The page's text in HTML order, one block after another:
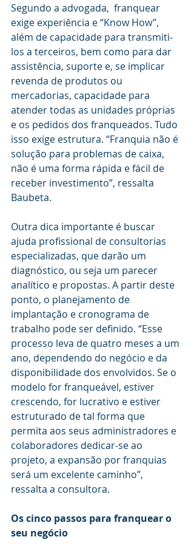
Segundo a advogada,  franquear
exige experiência e “Know How”,
além de capacidade para transmiti-
los a terceiros, bem como para dar
assistência, suporte e, se implicar
revenda de produtos ou
mercadorias, capacidade para
atender todas as unidades próprias
e os pedidos dos franqueados. Tudo
isso exige estrutura. “Franquia não é
solução para problemas de caixa,
não é uma forma rápida e fácil de
receber investimento”, ressalta
Baubeta.
Outra dica importante é buscar
ajuda profissional de consultorias
especializadas, que darão um
diagnóstico, ou seja um parecer
analítico e propostas. A partir deste
ponto, o planejamento de
implantação e cronograma de
trabalho pode ser definido. “Esse
processo leva de quatro meses a um
ano, dependendo do negócio e da
disponibilidade dos envolvidos. Se o
modelo for franqueável, estiver
crescendo, for lucrativo e estiver
estruturado de tal forma que
permita aos seus administradores e
colaboradores dedicar-se ao
projeto, a expansão por franquias
será um excelente caminho”,
ressalta a consultora.
Os cinco passos para franquear o
seu negócio